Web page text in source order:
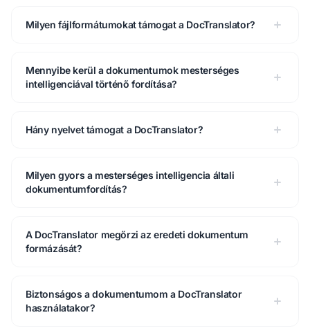
Milyen fájlformátumokat támogat a DocTranslator?
Mennyibe kerül a dokumentumok mesterséges
intelligenciával történő fordítása?
Hány nyelvet támogat a DocTranslator?
Milyen gyors a mesterséges intelligencia általi
dokumentumfordítás?
A DocTranslator megőrzi az eredeti dokumentum
formázását?
Biztonságos a dokumentumom a DocTranslator
használatakor?